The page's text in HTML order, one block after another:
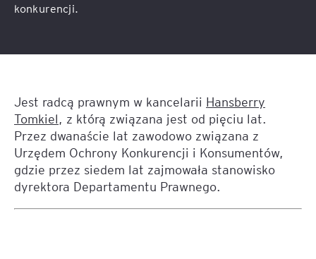
konkurencji.
Jest radcą prawnym w kancelarii Hansberry
Tomkiel, z którą związana jest od pięciu lat.
Przez dwanaście lat zawodowo związana z
Urzędem Ochrony Konkurencji i Konsumentów,
gdzie przez siedem lat zajmowała stanowisko
dyrektora Departamentu Prawnego.